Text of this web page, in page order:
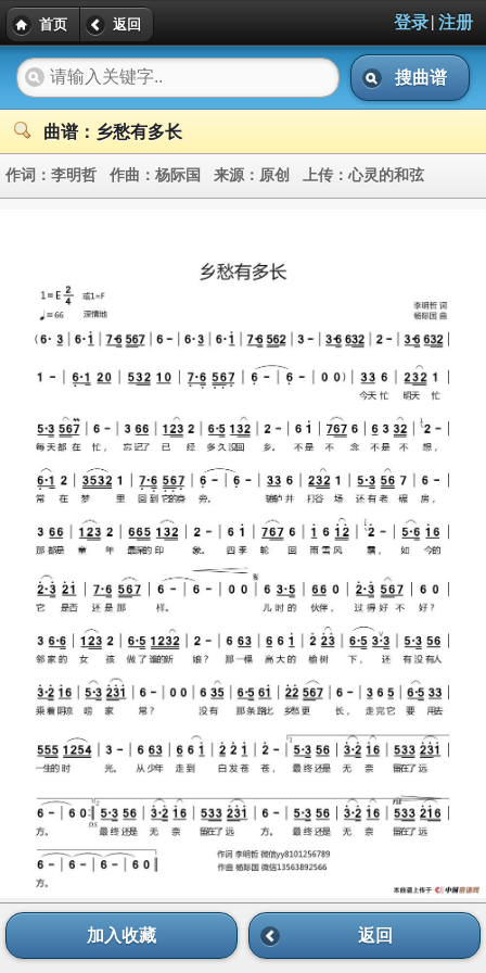
首页 返回 登录| 注册
搜曲谱
曲谱：乡愁有多长
作词： 李明哲 作曲： 杨际国 来源： 原创 上传： 心灵的和弦
加入收藏 返回